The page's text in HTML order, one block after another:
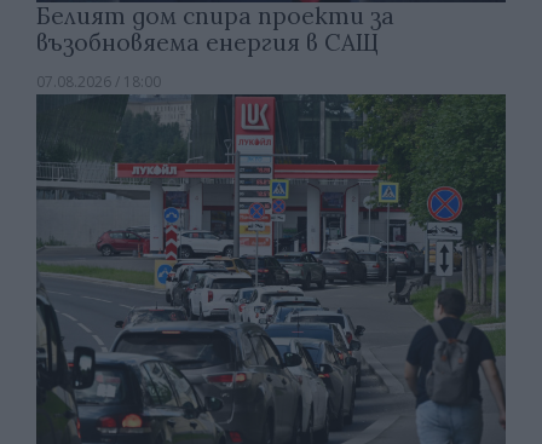
Белият дом спира проекти за
възобновяема енергия в САЩ
07.08.2026 / 18:00